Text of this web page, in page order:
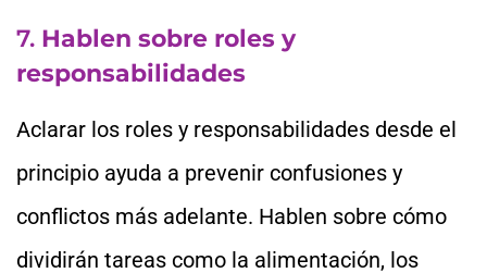
7. Hablen sobre roles y
responsabilidades
Aclarar los roles y responsabilidades desde el
principio ayuda a prevenir confusiones y
conflictos más adelante. Hablen sobre cómo
dividirán tareas como la alimentación, los